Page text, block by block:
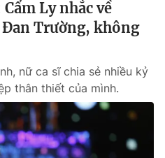
Ly nhắc về
Trường, không
nữ ca sĩ chia sẻ nhiều kỷ
thân thiết của mình.